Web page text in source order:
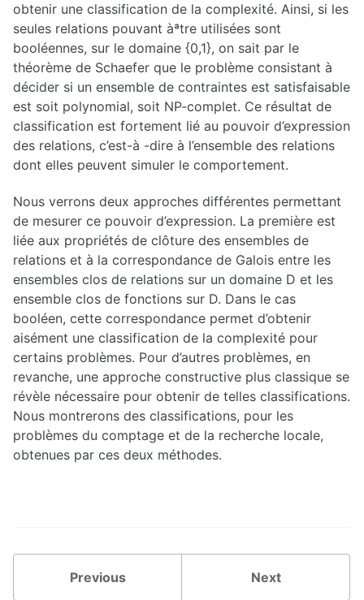
2002-2003
2001-2002
2000-2001
1999-2000
1998-1999
A-C
D-F
G-J
K-I
M-O
S-U
V-Z
obtenir une classification de la complexité. Ainsi, si les
seules relations pouvant àªtre utilisées sont
booléennes, sur le domaine {0,1}, on sait par le
théorème de Schaefer que le problème consistant à
décider si un ensemble de contraintes est satisfaisable
est soit polynomial, soit NP-complet. Ce résultat de
classification est fortement lié au pouvoir d’expression
des relations, c’est-à -dire à l’ensemble des relations
dont elles peuvent simuler le comportement.
Nous verrons deux approches différentes permettant
de mesurer ce pouvoir d’expression. La première est
liée aux propriétés de clôture des ensembles de
relations et à la correspondance de Galois entre les
ensembles clos de relations sur un domaine D et les
ensemble clos de fonctions sur D. Dans le cas
booléen, cette correspondance permet d’obtenir
aisément une classification de la complexité pour
certains problèmes. Pour d’autres problèmes, en
revanche, une approche constructive plus classique se
révèle nécessaire pour obtenir de telles classifications.
Nous montrerons des classifications, pour les
problèmes du comptage et de la recherche locale,
obtenues par ces deux méthodes.
Previous Next